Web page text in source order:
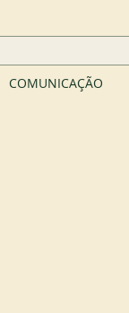
COMUNICAÇÃO